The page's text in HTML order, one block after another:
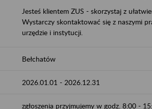
Jesteś klientem ZUS - skorzystaj z
Wystarczy skontaktować się z naszymi
urzędzie i instytucji.
Bełchatów
2026.01.01 - 2026.12.31
zgłoszenia przyjmujemy w godz. 8:00 -